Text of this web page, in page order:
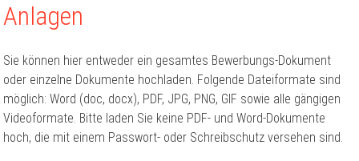
Anlagen
Sie können hier entweder ein gesamtes Bewerbungs-Dokument
oder einzelne Dokumente hochladen. Folgende Dateiformate sind
möglich: Word (doc, docx), PDF, JPG, PNG, GIF sowie alle gängigen
Videoformate. Bitte laden Sie keine PDF- und Word-Dokumente
hoch, die mit einem Passwort- oder Schreibschutz versehen sind.